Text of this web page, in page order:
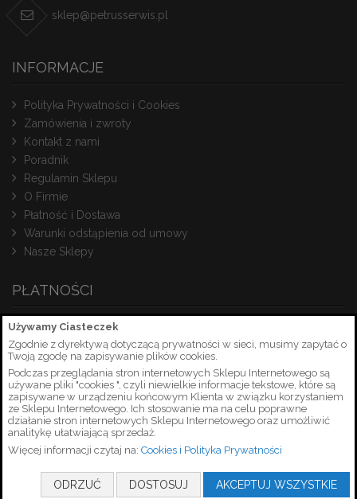
Używamy Ciasteczek
Zgodnie z dyrektywą dotyczącą prywatności w sieci, musimy zapytać o
Twoją zgodę na zapisywanie plików cookies.
Podczas przeglądania stron internetowych Sklepu Internetowego są
używane pliki "cookies ", czyli niewielkie informacje tekstowe, które są
zapisywane w urządzeniu końcowym Klienta w związku korzystaniem
ze Sklepu Internetowego. Ich stosowanie ma na celu poprawne
działanie stron internetowych Sklepu Internetowego oraz umożliwić
analitykę ułatwiającą sprzedaż.
Więcej informacji czytaj na: Cookies i Polityka Prywatności
ODRZUĆ DOSTOSUJ AKCEPTUJ WSZYSTKIE
sklep@petrusserwis.pl
INFORMACJE
Polityka Prywatności i Cookies
Zamówienia i zwroty
Kontakt z nami
Poradnik
Regulamin Sklepu
O Firmie
Płatność i Dostawa
Warunki odstąpienia od umowy
Nasze Sklepy
PŁATNOŚCI
Copyright © 2026 PetrusSerwis.pl